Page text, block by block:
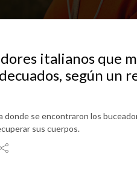
italianos que
según un
donde se encontraron los
sus cuerpos.